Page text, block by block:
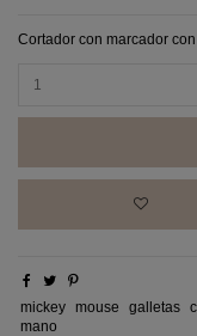
Cortador con marcador
mickey mouse galletas
mano